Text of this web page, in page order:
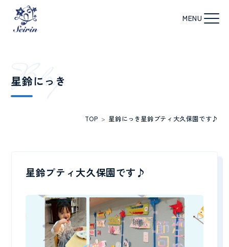
Blog
星鈴にっき
TOP > 星鈴にっき星鈴プティ大久保園です♪
星鈴プティ大久保園です♪